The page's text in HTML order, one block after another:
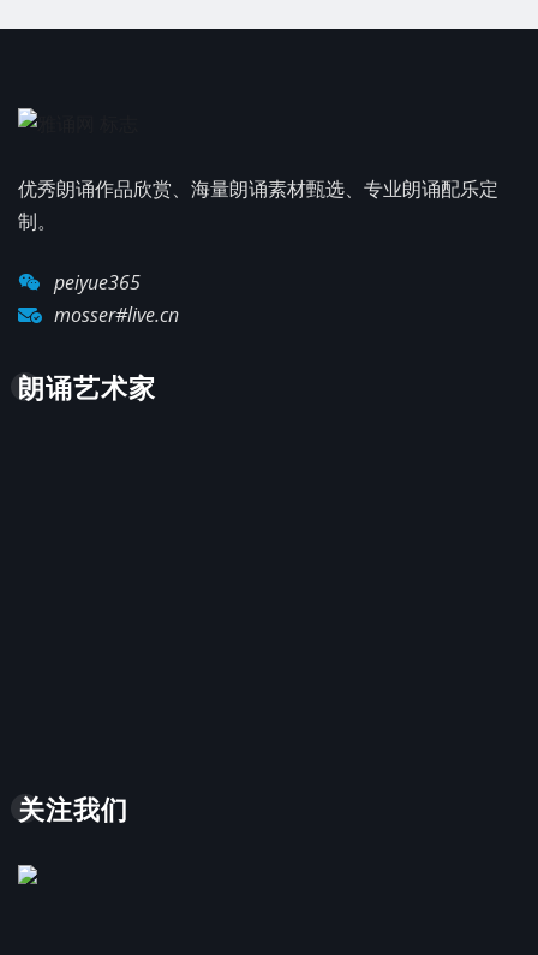
优秀朗诵作品欣赏、海量朗诵素材甄选、专业朗诵配乐定
制。
peiyue365
mosser#live.cn
朗诵艺术家
关注我们